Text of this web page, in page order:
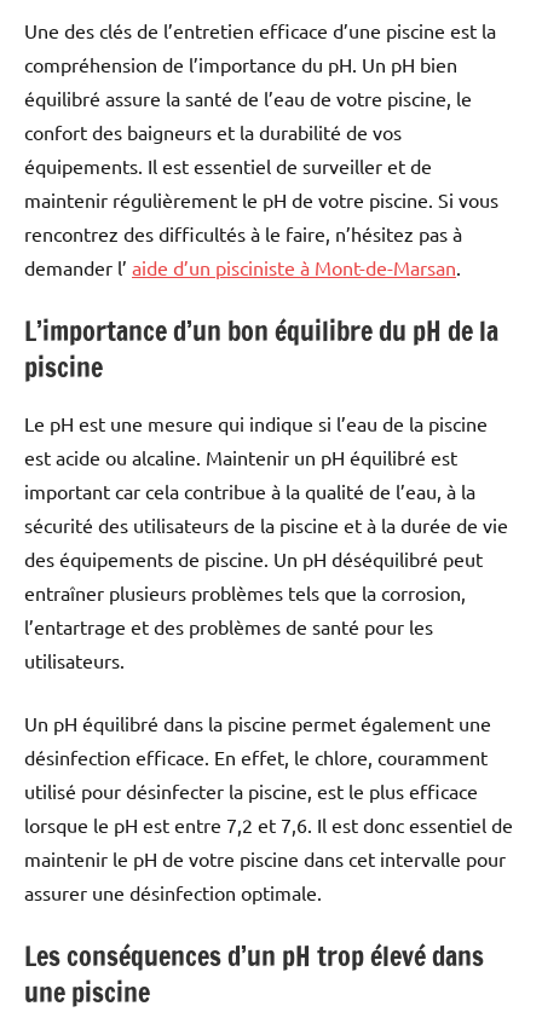
Une des clés de l’entretien efficace d’une piscine est la
compréhension de l’importance du pH. Un pH bien
équilibré assure la santé de l’eau de votre piscine, le
confort des baigneurs et la durabilité de vos
équipements. Il est essentiel de surveiller et de
maintenir régulièrement le pH de votre piscine. Si vous
rencontrez des difficultés à le faire, n’hésitez pas à
demander l’ aide d’un pisciniste à Mont-de-Marsan.
L’importance d’un bon équilibre du pH de la
piscine
Le pH est une mesure qui indique si l’eau de la piscine
est acide ou alcaline. Maintenir un pH équilibré est
important car cela contribue à la qualité de l’eau, à la
sécurité des utilisateurs de la piscine et à la durée de vie
des équipements de piscine. Un pH déséquilibré peut
entraîner plusieurs problèmes tels que la corrosion,
l’entartrage et des problèmes de santé pour les
utilisateurs.
Un pH équilibré dans la piscine permet également une
désinfection efficace. En effet, le chlore, couramment
utilisé pour désinfecter la piscine, est le plus efficace
lorsque le pH est entre 7,2 et 7,6. Il est donc essentiel de
maintenir le pH de votre piscine dans cet intervalle pour
assurer une désinfection optimale.
Les conséquences d’un pH trop élevé dans
une piscine